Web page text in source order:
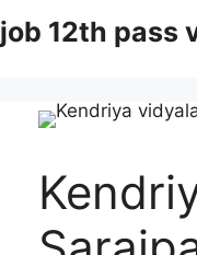
to
job 12th pass